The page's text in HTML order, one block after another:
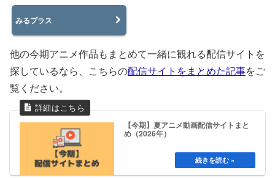
みるプラス
他の今期アニメ作品もまとめて一緒に観れる配信サイトを
探しているなら、こちらの配信サイトをまとめた記事をご
覧ください。
【今期】夏アニメ動画配信サイトまと
め（2026年）